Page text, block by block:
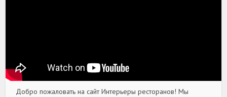
Добро пожаловать на сайт Интерьеры ресторанов! Мы